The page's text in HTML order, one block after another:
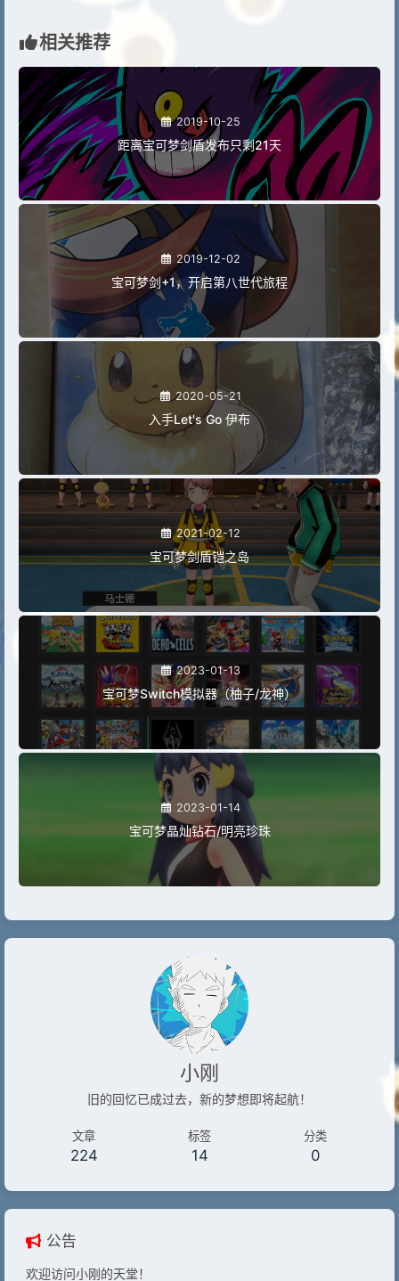
相关推荐
2019-10-25
距离宝可梦剑盾发布只剩21天
2019-12-02
宝可梦剑+1，开启第八世代旅程
2020-05-21
入手Let's Go 伊布
2021-02-12
宝可梦剑盾铠之岛
2023-01-13
宝可梦Switch模拟器（柚子/龙神）
2023-01-14
宝可梦晶灿钻石/明亮珍珠
小刚
旧的回忆已成过去，新的梦想即将起航！
文章
224
标签
14
分类
0
公告
欢迎访问小刚的天堂！